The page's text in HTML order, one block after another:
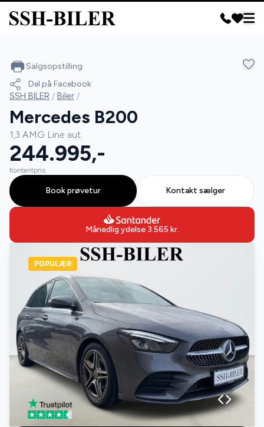
POPULÆR
Salgsopstilling
Del på Facebook
SSH BILER / Biler /
Mercedes B200
1,3 AMG Line aut.
244.995,-
Kontantpris
Book prøvetur Kontakt sælger
Månedlig ydelse 3.565 kr.